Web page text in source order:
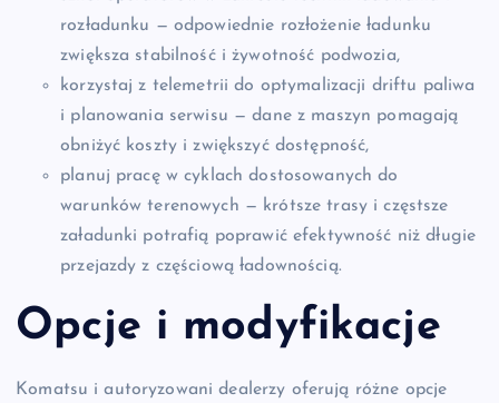
rozładunku — odpowiednie rozłożenie ładunku
zwiększa stabilność i żywotność podwozia,
korzystaj z telemetrii do optymalizacji driftu paliwa
i planowania serwisu — dane z maszyn pomagają
obniżyć koszty i zwiększyć dostępność,
planuj pracę w cyklach dostosowanych do
warunków terenowych — krótsze trasy i częstsze
załadunki potrafią poprawić efektywność niż długie
przejazdy z częściową ładownością.
Opcje i modyfikacje
Komatsu i autoryzowani dealerzy oferują różne opcje